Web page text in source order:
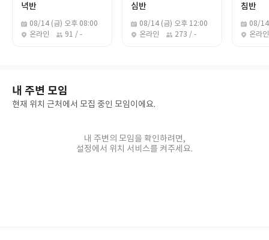
녁반
08/14 (금) 오후 08:00
온라인
91 / -
심반
08/14 (금) 오후 12:00
온라인
273 / -
침반
08/
온라인
내 주변 모임
현재 위치 근처에서 모집 중인 모임이에요.
내 주변의 모임을 확인하려면,
설정에서 위치 서비스를 켜주세요.